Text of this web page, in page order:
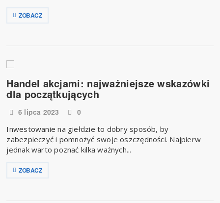
ZOBACZ
Handel akcjami: najważniejsze wskazówki
dla początkujących
6 lipca 2023
0
​Inwestowanie na giełdzie to dobry sposób, by
zabezpieczyć i pomnożyć swoje oszczędności. Najpierw
jednak warto poznać kilka ważnych...
ZOBACZ